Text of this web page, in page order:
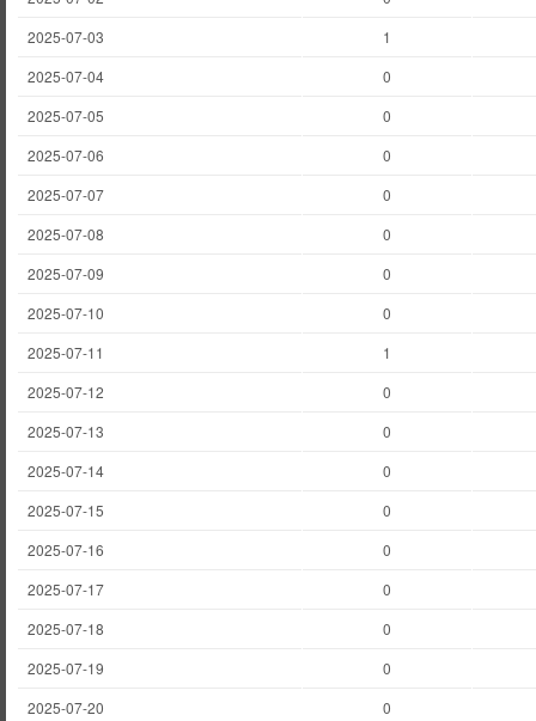
2025-07-03
1
2025-07-04
0
2025-07-05
0
2025-07-06
0
2025-07-07
0
2025-07-08
0
2025-07-09
0
2025-07-10
0
2025-07-11
1
2025-07-12
0
2025-07-13
0
2025-07-14
0
2025-07-15
0
2025-07-16
0
2025-07-17
0
2025-07-18
0
2025-07-19
0
2025-07-20
0